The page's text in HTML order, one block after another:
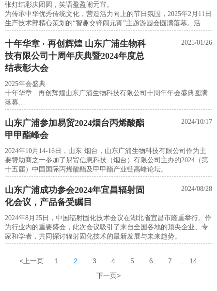
张灯结彩庆团圆，笑语盈盈闹元宵。
为传承中华优秀传统文化，营造活力向上的节日氛围，2025年2月11日
生产技术部精心策划的“智趣交锋闹元宵”主题游园会圆满落幕。活动
巧妙融合元宵民俗与安全知识，打造了一场别开生面的文化盛宴。
十年华章 · 再创辉煌 山东广浦生物科
技有限公司十周年庆典暨2024年度总
结表彰大会
2025/01/26
2025年会盛典
十年华章 · 再创辉煌山东广浦生物科技有限公司十周年年会盛典圆满
落幕
聚势谋远 · 逐梦新程
山东广浦参加易贸2024烟台丙烯酸酯
甲甲酯峰会
2024/10/17
2024年10月14-16日，山东·烟台，山东广浦生物科技有限公司作为主
要赞助商之一参加了易贸信息科技（烟台）有限公司主办的2024（第
十五届）中国国际丙烯酸酯及甲甲酯产业链高峰论坛。
山东广浦成功参会2024年宜昌辐射固
化会议，产品备受瞩目
2024/08/28
2024年8月25日，中国辐射固化技术会议在湖北省宜昌市隆重举行。作
为行业内的重要盛会，此次会议吸引了来自全国各地的顶尖企业、专
家和学者，共同探讨辐射固化技术的最新发展与未来趋势。
<上一页 1 2 3 4 5 6 7 ...
14
下一页>